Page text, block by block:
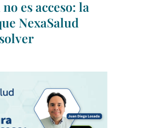
es acceso: la
NexaSalud